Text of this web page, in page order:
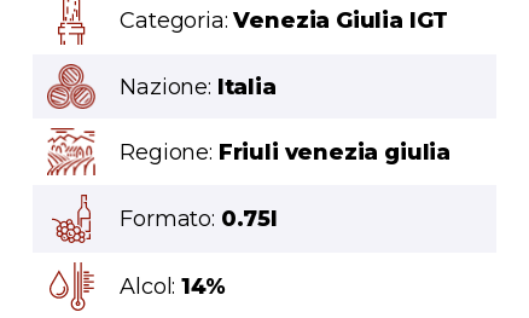
Categoria:Venezia Giulia IGT
Nazione: Italia
Regione: Friuli venezia giulia
Formato: 0.75l
Alcol:14%